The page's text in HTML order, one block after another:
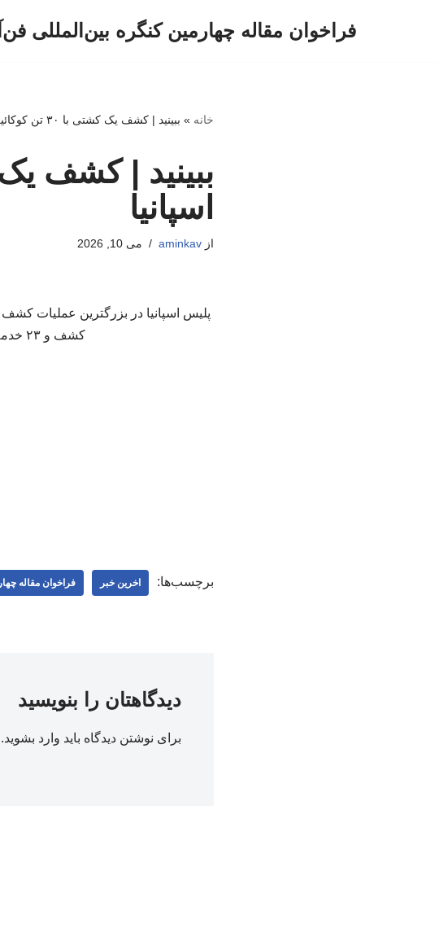
فراخوان مقاله چهارمین کنگره بین‌المللی
خانه » ببینید | کشف یک کشتی با ۳۰ تن کوکائین در اسپانیا
اسپانیا
ازaminkav می 10, 2026
کشف و ۲۳ خدمه آن را بدون وثیقه بازداشت کرد. منبع: خبرگزاری دانشجو
برچسب‌ها: اخرین خبر فراخوان مقاله
دیدگاهتان را بنویسید
برای نوشتن دیدگاه باید وارد بشوید.